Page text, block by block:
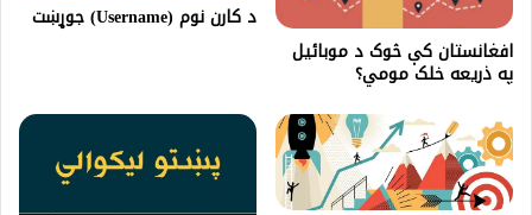
افغانستان کې څوک د موبائيل
په ذریعه خلک مومي؟
د کارن نوم (Username) جوړښت